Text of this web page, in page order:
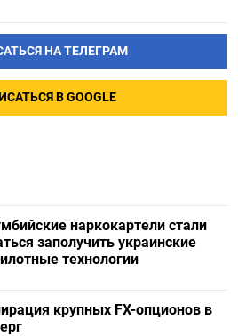
НА ТЕЛЕГРАМ
В GOOGLE
наркокартели стали
заполучить украинские
технологии
крупных FX-опционов в